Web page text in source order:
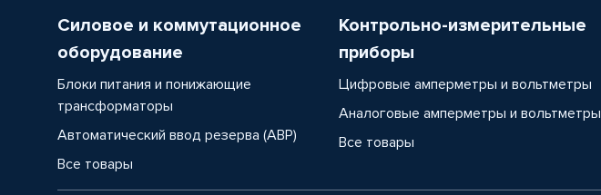
Силовое и коммутационное
оборудование
Блоки питания и понижающие
трансформаторы
Автоматический ввод резерва (АВР)
Все товары
Контрольно-измерительные
приборы
Цифровые амперметры и вольтметры
Аналоговые амперметры и вольтметры
Все товары